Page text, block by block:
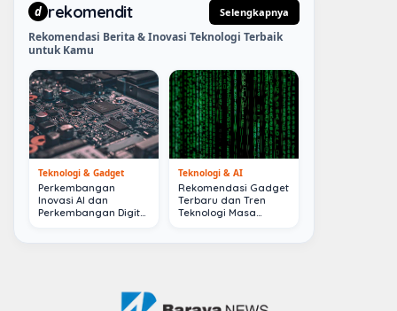
d rekomendit Selengkapnya
Rekomendasi Berita & Inovasi Teknologi Terbaik
untuk Kamu
Teknologi & Gadget
Perkembangan
Inovasi AI dan
Perkembangan Digital
Teknologi & AI
Rekomendasi Gadget
Terbaru dan Tren
Teknologi Masa